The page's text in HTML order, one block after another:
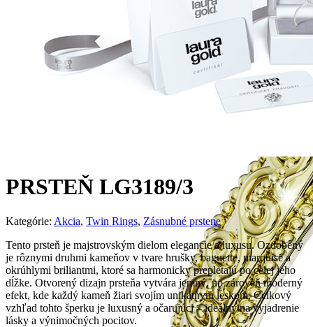
PRSTEŇ LG3189/3
Kategórie: Akcia, Twin Rings, Zásnubné prstene
Tento prsteň je majstrovským dielom elegancie a luxusu. Ozdobený
je rôznymi druhmi kameňov v tvare hrušky, baguette, marquise a
okrúhlymi briliantmi, ktoré sa harmonicky prepletajú po celej jeho
dĺžke. Otvorený dizajn prsteňa vytvára jemný, no zároveň moderný
efekt, kde každý kameň žiari svojím unikátnym leskom. Celkový
vzhľad tohto šperku je luxusný a očarujúci – ideálny na vyjadrenie
lásky a výnimočných pocitov.